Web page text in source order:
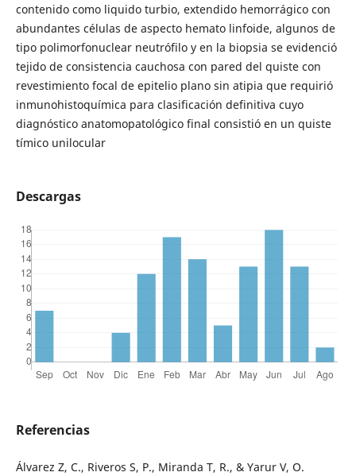
contenido como liquido turbio, extendido hemorrágico con
abundantes células de aspecto hemato linfoide, algunos de
tipo polimorfonuclear neutrófilo y en la biopsia se evidenció
tejido de consistencia cauchosa con pared del quiste con
revestimiento focal de epitelio plano sin atipia que requirió
inmunohistoquímica para clasificación definitiva cuyo
diagnóstico anatomopatológico final consistió en un quiste
tímico unilocular
Descargas
Referencias
Álvarez Z, C., Riveros S, P., Miranda T, R., & Yarur V, O.